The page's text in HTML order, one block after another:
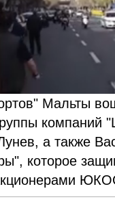
Мальты
компаний
а также
которое